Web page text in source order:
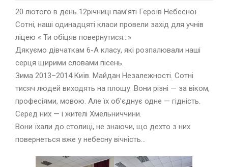
20 лютого в день 12річниці памʼяті Героїв Небесної
Сотні, наші одинадцяті класи провели захід для учнів
ліцею « Ти обіцяв повернутися…»
Дякуємо дівчаткам 6-А класу, які розпалювали наші
серця щирими словами пісень.
Зима 2013–2014.Київ. Майдан Незалежності. Сотні
тисяч людей виходять на площу .Вони різні — за віком,
професіями, мовою. Але їх об’єднує одне — гідність.
Серед них — і жителі Хмельниччини.
Вони їхали до столиці, не знаючи, що дехто з них
повернеться вже у небесну вічність…